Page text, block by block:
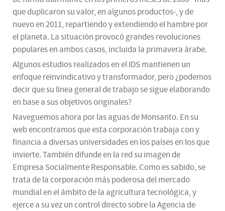
que duplicaron su valor, en algunos productos-, y de
nuevo en 2011, repartiendo y extendiendo el hambre por
el planeta. La situación provocó grandes revoluciones
populares en ambos casos, incluida la primavera árabe.
Algunos estudios realizados en el IDS mantienen un
enfoque reinvindicativo y transformador, pero ¿podemos
decir que su línea general de trabajo se sigue elaborando
en base a sus objetivos originales?
Naveguemos ahora por las aguas de Monsanto. En su
web encontramos que esta corporación trabaja con y
financia a diversas universidades en los países en los que
invierte. También difunde en la red su imagen de
Empresa Socialmente Responsable. Como es sabido, se
trata de la corporación más poderosa del mercado
mundial en el ámbito de la agricultura tecnológica, y
ejerce a su vez un control directo sobre la Agencia de